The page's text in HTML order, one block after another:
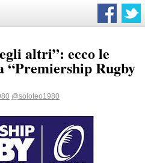
altri”: ecco le
“Premiership Rugby
@soloteo1980